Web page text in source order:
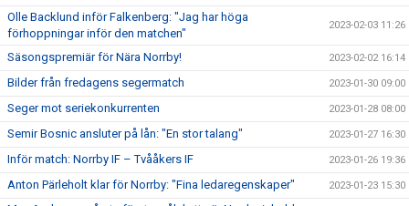
Olle Backlund inför Falkenberg: "Jag har höga
förhoppningar inför den matchen"
2023-02-03 11:26
Säsongspremiär för Nära Norrby! 2023-02-02 16:14
Bilder från fredagens segermatch 2023-01-30 09:00
Seger mot seriekonkurrenten 2023-01-28 08:00
Semir Bosnic ansluter på lån: "En stor talang" 2023-01-27 16:30
Inför match: Norrby IF – Tvååkers IF 2023-01-26 19:36
Anton Pärleholt klar för Norrby: "Fina ledaregenskaper" 2023-01-23 15:30